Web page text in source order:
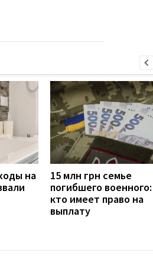
на
15 млн грн семье
погибшего военного:
кто имеет право на
выплату